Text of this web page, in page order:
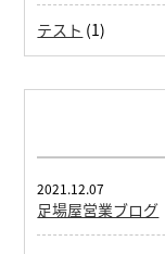
テスト (1)
足場屋営業ブログ
2021.12.07